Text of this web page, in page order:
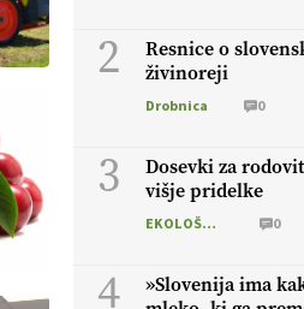
2
Resnice o
živinoreji
Drobnica 0
3
Dosevki za
višje pridelke
EKOLOŠKO LOGIČNO 0
4
»Slovenija ima